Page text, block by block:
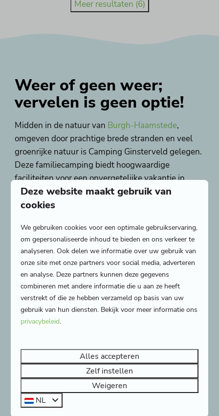
Meer resultaten (6)
Weer of geen weer;
vervelen is geen optie!
Midden in de natuur van Burgh-Haamstede,
omgeven door prachtige brede stranden en veel
groenrijke natuur is Camping Ginsterveld gelegen.
Deze familiecamping biedt hoogwaardige
faciliteiten voor een onvergetelijke vakantie in
Zeeland. Neem een duik in het binnenzwembad,
ontspan in de whirlpool of laat de kinderen naar
verdeeld over de gehele camping. Ook is er in de
vakanties en in de weekenden eenuitgebreid en
gevarieerd
animatieprogramma . Daarnaast biedt
de directe omgeving de mooiste wandel- en
fietsroutes om de schitterende natuur van
Schouwen-Duiveland te verkennen.
Nóg meer speelmogelijkheden!
Mega grote buitenspeeltuin
Overdekte zand- en waterspeelplaats
Speelkooi voor diverse sporten
Airtrampoline om op te springen
Speelschip met spannende glijbaan
Deze website maakt gebruik van
cookies
We gebruiken cookies voor een optimale gebruikservaring,
om gepersonaliseerde inhoud te bieden en ons verkeer te
analyseren. Ook delen we informatie over uw gebruik van
onze site met onze partners voor social media, adverteren
en analyse. Deze partners kunnen deze gegevens
combineren met andere informatie die u aan ze heeft
verstrekt of die ze hebben verzameld op basis van uw
gebruik van hun diensten. Bekijk voor meer informatie ons
privacybeleid.
Alles accepteren
Zelf instellen
Weigeren
NL